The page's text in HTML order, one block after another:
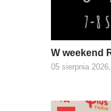
W weekend
05 sierpnia